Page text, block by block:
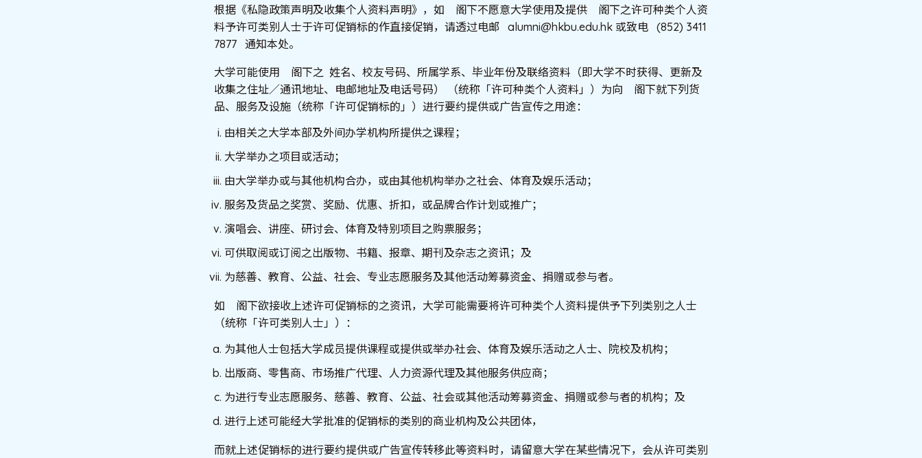
根据《私隐政策声明及收集个人资料声明》，如 阁下不愿意大学使用及提供 阁下之许可种类个人资
料予许可类别人士于许可促销标的作直接促销，请透过电邮 alumni@hkbu.edu.hk 或致电 (852) 3411
7877 通知本处。
大学可能使用 阁下之 姓名、校友号码、所属学系、毕业年份及联络资料（即大学不时获得、更新及
收集之住址／通讯地址、电邮地址及电话号码） （统称「许可种类个人资料」）为向 阁下就下列货
品、服务及设施（统称「许可促销标的」）进行要约提供或广告宣传之用途：
由相关之大学本部及外间办学机构所提供之课程；
大学举办之项目或活动；
由大学举办或与其他机构合办，或由其他机构举办之社会、体育及娱乐活动；
服务及货品之奖赏、奖励、优惠、折扣，或品牌合作计划或推广；
演唱会、讲座、研讨会、体育及特别项目之购票服务；
可供取阅或订阅之出版物、书籍、报章、期刊及杂志之资讯；及
为慈善、教育、公益、社会、专业志愿服务及其他活动筹募资金、捐赠或参与者。
如 阁下欲接收上述许可促销标的之资讯，大学可能需要将许可种类个人资料提供予下列类别之人士
（统称「许可类别人士」）：
为其他人士包括大学成员提供课程或提供或举办社会、体育及娱乐活动之人士、院校及机构；
出版商、零售商、市场推广代理、人力资源代理及其他服务供应商；
为进行专业志愿服务、慈善、教育、公益、社会或其他活动筹募资金、捐赠或参与者的机构；及
进行上述可能经大学批准的促销标的类别的商业机构及公共团体，
而就上述促销标的进行要约提供或广告宣传转移此等资料时，请留意大学在某些情况下，会从许可类别